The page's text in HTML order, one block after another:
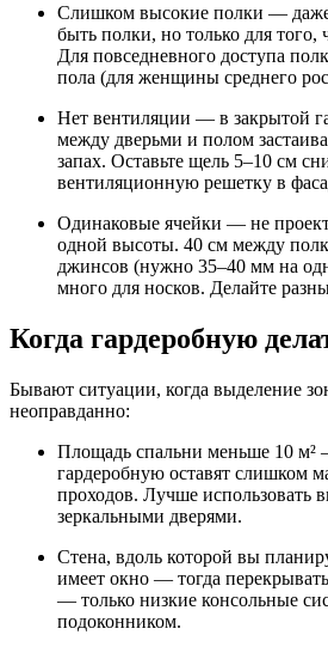
Слишком высокие полки —
быть полки, но только для того,
Для повседневного доступа
пола (для женщины среднего
Нет вентиляции — в закрытой
между дверьми и полом
запах. Оставьте щель 5–10 см
вентиляционную решетку в
Одинаковые ячейки — не
одной высоты. 40 см между
джинсов (нужно 35–40 мм на
много для носков. Делайте
Когда гардеробную
Бывают ситуации, когда выделение
неоправданно:
Площадь спальни меньше 10 м²
гардеробную оставят слишком
проходов. Лучше использовать
зеркальными дверями.
Стена, вдоль которой вы
имеет окно — тогда
— только низкие консольные
подоконником.